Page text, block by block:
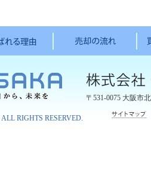
〒531-0075 大阪市
ALL RIGHTS RESERVED.